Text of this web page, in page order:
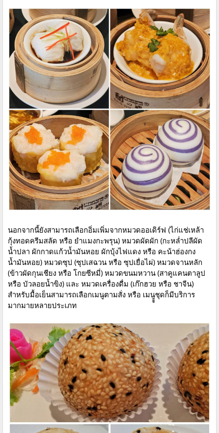
นอกจากนี้ยังสามารถเลือกอิ่มเพิ่มจากหมวดออเดิร์ฟ (ไก่แช่เหล้า
กุ้งทอดครีมสลัด หรือ ยำแมงกะพรุน) หมวดผัดผัก (กะหล่ำปลีผัด
น้ำปลา ผักกาดแก้วน้ำมันหอย ผักบุ้งไฟแดง หรือ คะน้าฮ่องกง
น้ำมันหอย) หมวดซุป (ซุปเสฉวน หรือ ซุปเยื่อไผ่) หมวดจานหลัก
(ข้าวผัดกุนเชียง หรือ โกยซีหมี่) หมวดขนมหวาน (สาคูแคนตาลูป
หรือ บัวลอยน้ำขิง) และ หมวดเครื่องดื่ม (เก๊กฮวย หรือ ชาจีน)
สำหรับมื้อเย็นสามารถเลือกเมนูตามสั่ง หรือ เมนูููชุดก็มีบริการ
มากมายหลายประเภท